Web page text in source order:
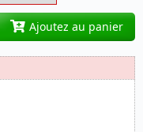
Ajoutez au panier